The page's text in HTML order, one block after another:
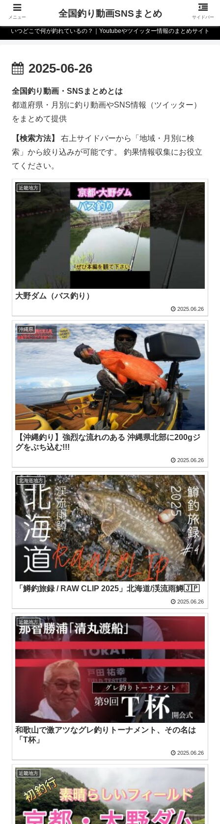
いつどこで何が釣れているの？｜Youtubeやツイッター情報のまとめサイト
2025-06-26
全国釣り動画・SNSまとめとは
都道府県・月別に釣り動画やSNS情報（ツイッター）
をまとめて提供
【検索方法】
右上サイドバーから「地域・月別に検
索」から絞り込みが可能です。 釣果情報収集にお役立
てください。
近畿地方
大野ダム（バス釣り）
2025.06.26
沖縄県
【沖縄釣り】強烈な流れのある 沖縄県北部に200gジ
グをぶち込む!!!
2025.06.26
北海道地方
「鱒釣旅録 / RAW CLIP 2025」北海道/渓流雨鱒🇯🇵
2025.06.26
近畿地方
和歌山で激アツなグレ釣りトーナメント、その名は
「T杯」
2025.06.26
近畿地方
メニュー 全国釣り動画SNSまとめ サイドバー